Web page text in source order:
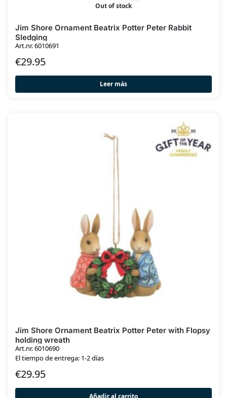
Out of stock
Jim Shore Ornament Beatrix Potter Peter Rabbit
Sledging
Art.nr. 6010691
€29.95
Leer más
Jim Shore Ornament Beatrix Potter Peter with Flopsy
holding wreath
Art.nr. 6010690
El tiempo de entrega: 1-2 días
€29.95
Añadir al carrito